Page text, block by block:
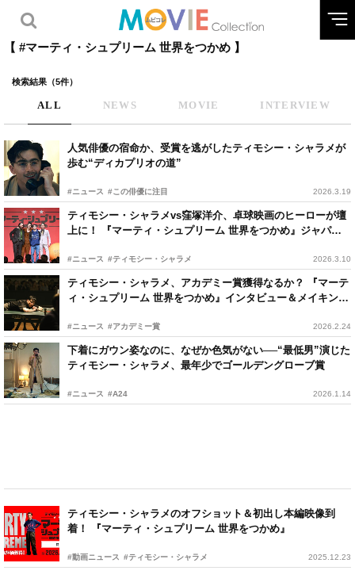
【 #マーティ・シュプリーム 世界をつかめ 】
検索結果（5件）
ALL NEWS MOVIE INTERVIEW
人気俳優の宿命か、受賞を逃がしたティモシー・シャラメが
歩む“ディカプリオの道”
#ニュース #この俳優に注目 2026.3.19
ティモシー・シャラメvs窪塚洋介、卓球映画のヒーローが壇
上に！ 『マーティ・シュプリーム 世界をつかめ』ジャパン
#ニュース #ティモシー・シャラメ 2026.3.10
ティモシー・シャラメ、アカデミー賞獲得なるか？ 『マーテ
ィ・シュプリーム 世界をつかめ』インタビュー＆メイキング
#ニュース #アカデミー賞 2026.2.24
下着にガウン姿なのに、なぜか色気がない──“最低男”演じた
ティモシー・シャラメ、最年少でゴールデングローブ賞
#ニュース #A24 2026.1.14
ティモシー・シャラメのオフショット＆初出し本編映像到
着！ 『マーティ・シュプリーム 世界をつかめ』
#動画ニュース #ティモシー・シャラメ 2025.12.23